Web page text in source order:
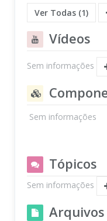
Ver Todas (1)
Vídeos
Sem informações
Sem informações
Tópicos
Sem informações
Arquivos